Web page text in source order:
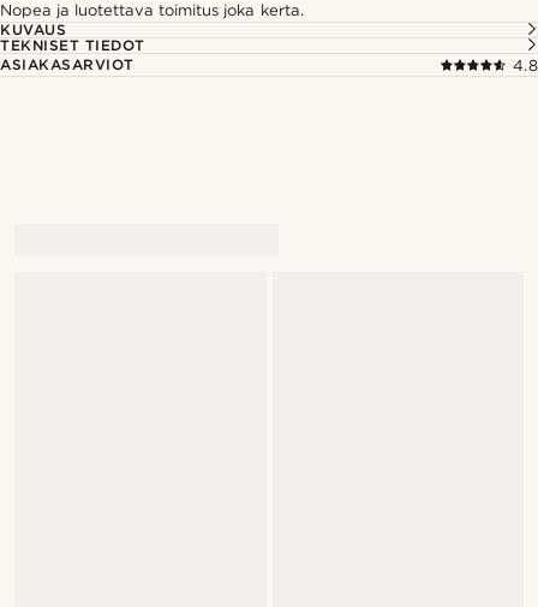
Nopea ja luotettava toimitus joka kerta.
KUVAUS
TEKNISET TIEDOT
ASIAKASARVIOT
4.8